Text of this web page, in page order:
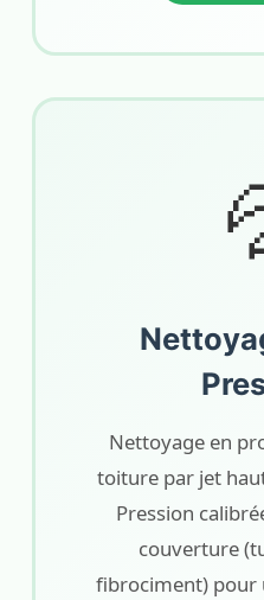
Nettoyage en
toiture par jet
Pression
couverture
fibrociment) pour